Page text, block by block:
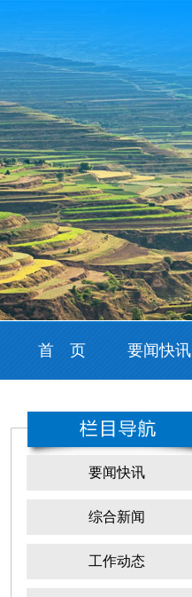
首 页 要闻快讯
要闻快讯
综合新闻
工作动态